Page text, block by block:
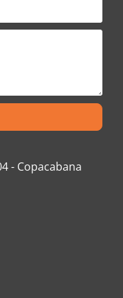
- Copacabana